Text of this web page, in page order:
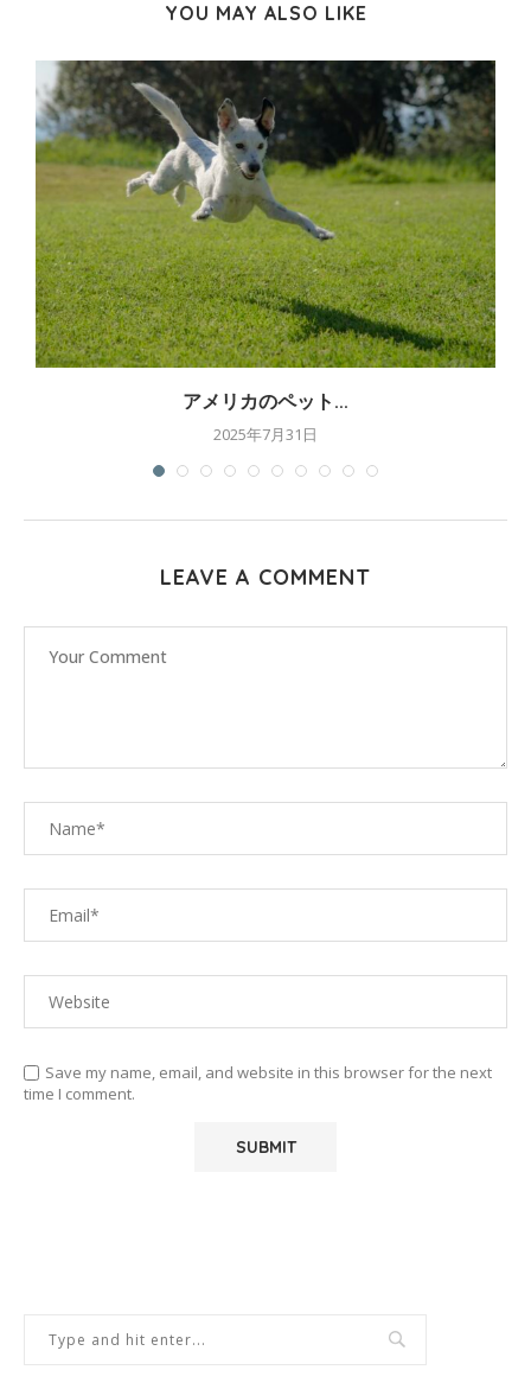
YOU MAY ALSO LIKE
アメリカのペット...
2025年7月31日
LEAVE A COMMENT
Save my name, email, and website in this browser for the next
time I comment.